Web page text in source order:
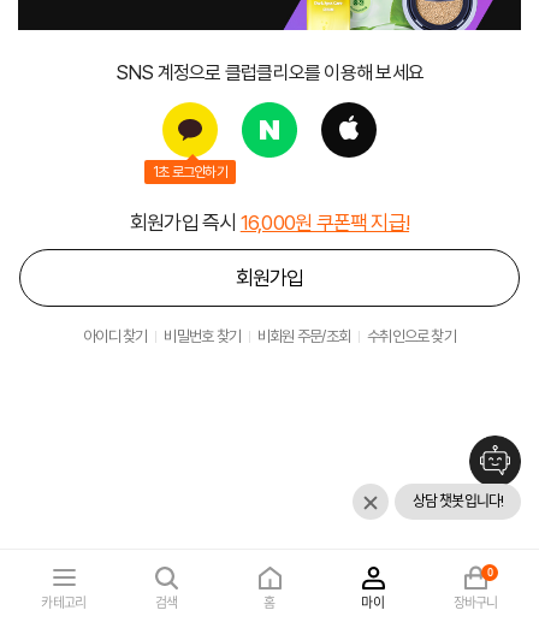
SNS 계정으로 클럽클리오를 이용해 보세요
1초 로그인하기
회원가입 즉시 16,000원 쿠폰팩 지급!
회원가입
아이디 찾기 비밀번호 찾기 비회원 주문/조회 수취인으로 찾기
카테고리 검색 홈 마이 장바구니
0
상담 챗봇입니다!